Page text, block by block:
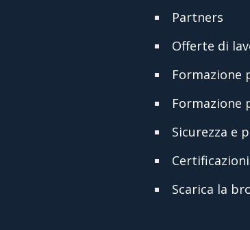
Partners
Offerte di
Formazione
Formazione
Sicurezza e
Certificazioni
Scarica la